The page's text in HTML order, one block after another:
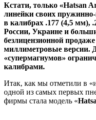
Кстати, только «Hatsan
линейки своих
в калибрах .177 (4,5 мм),
России, Украине и
безлицензионной
миллиметровые версии.
«супермагнумов»
калибрами.
Итак, как мы отметили в
одной из самых первых
фирмы стала модель «